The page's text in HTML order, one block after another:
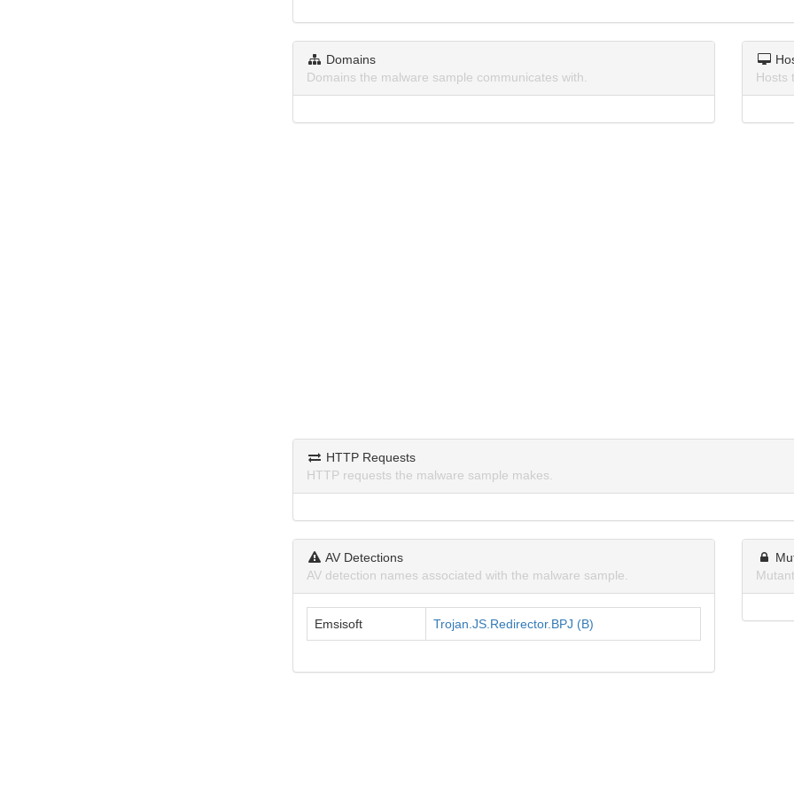
Domains
Domains the malware sample communicates with.
Hosts
HTTP Requests
HTTP requests the malware sample makes.
AV Detections
AV detection names associated with the malware sample.
Emsisoft Trojan.JS.Redirector.BPJ (B)